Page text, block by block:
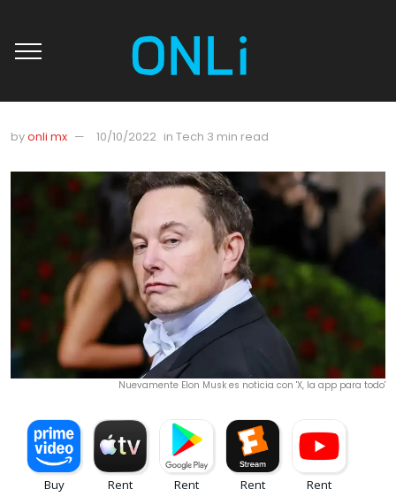
byonli mx 10/10/2022 in Tech 3 min read
Nuevamente Elon Musk es noticia con 'X, la app para todo'